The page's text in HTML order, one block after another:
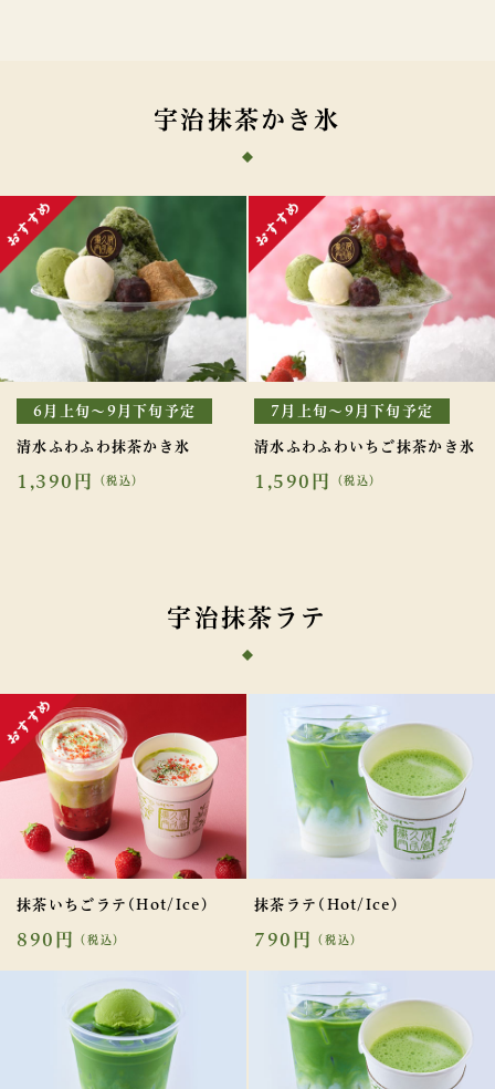
宇治抹茶かき氷
6月上旬～9月下旬予定
清水ふわふわ抹茶かき氷
1,390円 （税込）
7月上旬～9月下旬予定
清水ふわふわいちご抹茶かき氷
1,590円 （税込）
宇治抹茶ラテ
抹茶いちごラテ(Hot/Ice)
890円 （税込）
抹茶ラテ(Hot/Ice)
790円 （税込）